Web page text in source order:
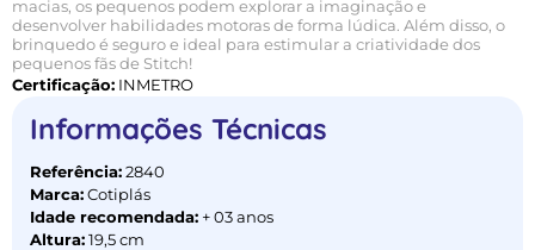
macias, os pequenos podem explorar a imaginação e
desenvolver habilidades motoras de forma lúdica. Além disso, o
brinquedo é seguro e ideal para estimular a criatividade dos
pequenos fãs de Stitch!
Certificação: INMETRO
Informações Técnicas
Referência: 2840
Marca: Cotiplás
Idade recomendada: + 03 anos
Altura: 19,5 cm